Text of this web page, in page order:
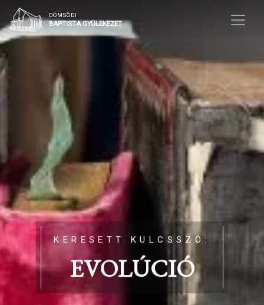
DÖMSÖDI
BAPTISTA GYÜLEKEZET
KERESETT KULCSSZÓ:
EVOLÚCIÓ